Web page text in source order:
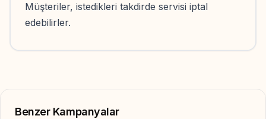
Müşteriler, istedikleri takdirde servisi iptal
edebilirler.
Benzer Kampanyalar